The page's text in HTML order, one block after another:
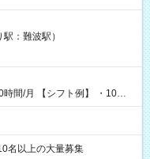
：難波駅）
】 ・10：
名以上の大量募集